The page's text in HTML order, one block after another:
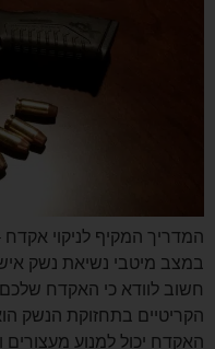
המדריך המקיף לניקוי
במצב מיטבי נשיאת נשק
חשוב לוודא כי האקדח
הקריטיים בתחזוקת הנשק הוא
האקדח יכול למנוע